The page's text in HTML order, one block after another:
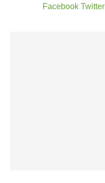
Facebook Twitter